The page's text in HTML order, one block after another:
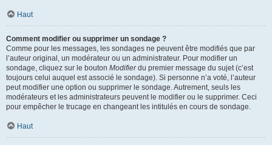
Haut
Comment modifier ou supprimer un sondage ?
Comme pour les messages, les sondages ne peuvent être modifiés que par
l’auteur original, un modérateur ou un administrateur. Pour modifier un
sondage, cliquez sur le bouton Modifierdu premier message du sujet (c’est
toujours celui auquel est associé le sondage). Si personne n’a voté, l’auteur
peut modifier une option ou supprimer le sondage. Autrement, seuls les
modérateurs et les administrateurs peuvent le modifier ou le supprimer. Ceci
pour empêcher le trucage en changeant les intitulés en cours de sondage.
Haut